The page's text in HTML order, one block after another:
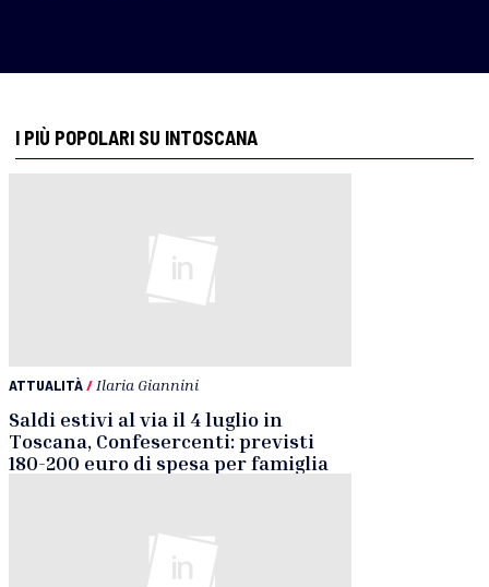
I PIÙ POPOLARI SU INTOSCANA
ATTUALITÀ/ Ilaria Giannini
Saldi estivi al via il 4 luglio in
Toscana, Confesercenti: previsti
180-200 euro di spesa per famiglia